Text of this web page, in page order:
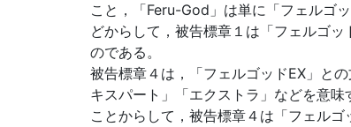
こと，「Feru-God」は単に「フェルゴ
どからして，被告標章１は「フェルゴ
のである。
被告標章４は，「フェルゴッドEX」と
キスパート」「エクストラ」などを意
ことからして，被告標章４は「フェル